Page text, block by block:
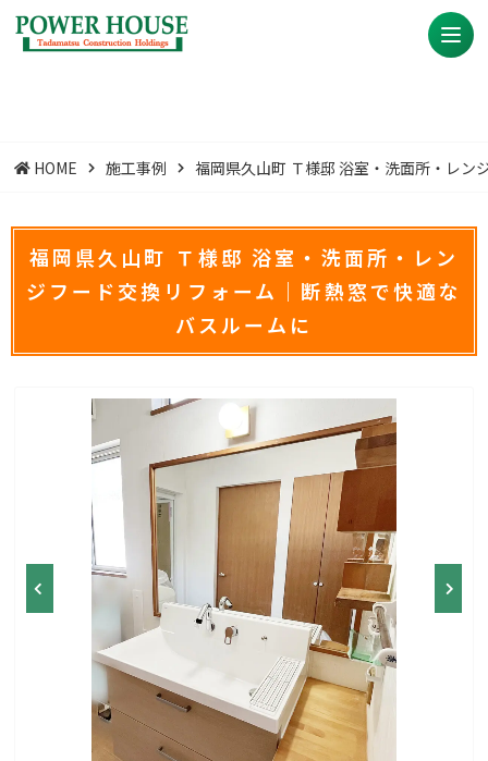
HOME 施工事例 福岡県久山町 Ｔ様邸 浴室・洗面所・レン
福岡県久山町 Ｔ様邸 浴室・洗面所・レン
ジフード交換リフォーム｜断熱窓で快適な
バスルームに